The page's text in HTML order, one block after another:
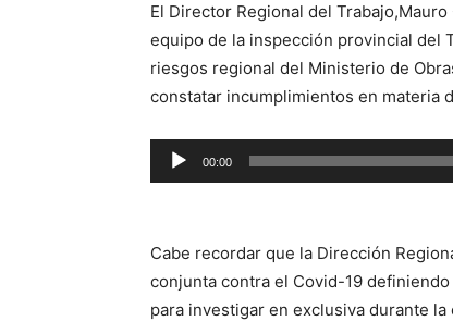
El Director Regional del
equipo de la inspección provincial del
riesgos regional del Ministerio de
constatar incumplimientos en materia
Reproductor
de
00:00
Cabe recordar que la Dirección
conjunta contra el Covid-19
para investigar en exclusiva durante